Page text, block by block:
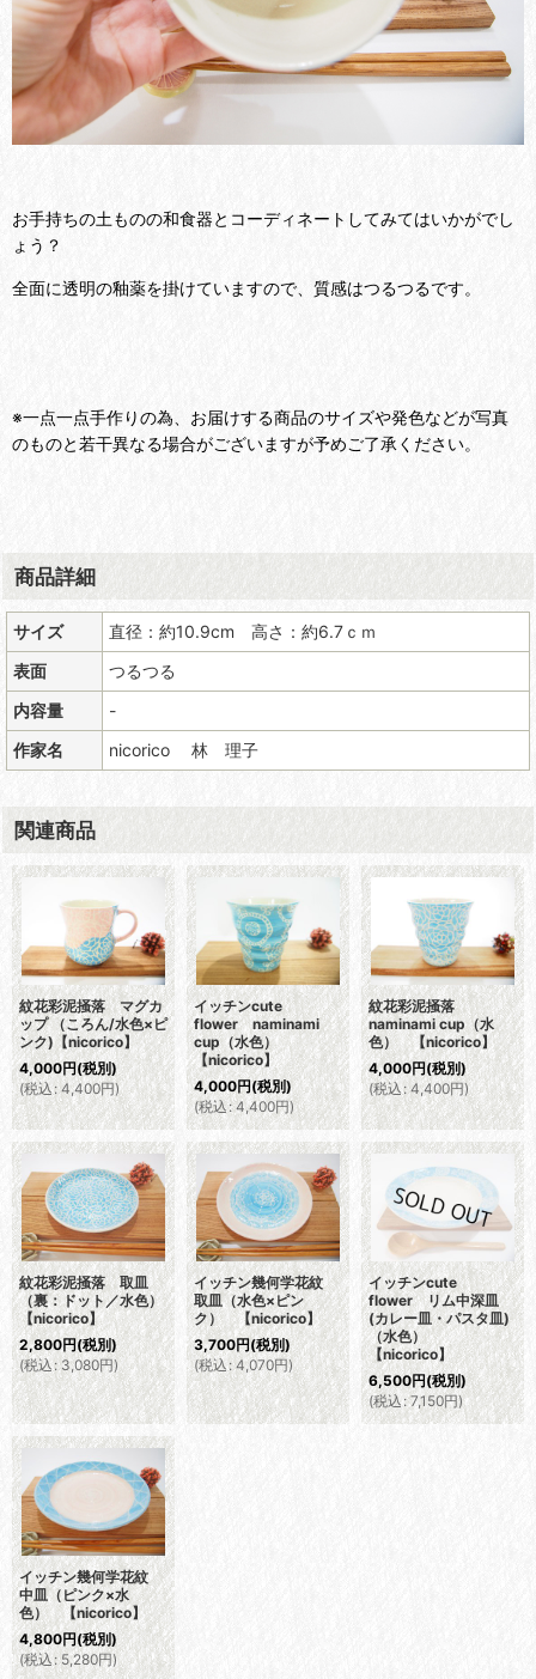
お手持ちの土ものの和食器とコーディネートしてみてはいかがでし
ょう？
全面に透明の釉薬を掛けていますので、質感はつるつるです。
※一点一点手作りの為、お届けする商品のサイズや発色などが写真
のものと若干異なる場合がございますが予めご了承ください。
商品詳細
サイズ
直径：約10.9cm 高さ：約6.7ｃｍ
表面
つるつる
内容量
-
作家名
nicorico 林 理子
関連商品
紋花彩泥掻落 マグカ
ップ （ころん/水色×ピ
ンク)【nicorico】
4,000円(税別)
(税込 : 4,400円)
イッチンcute
flower naminami
cup（水色）
【nicorico】
4,000円(税別)
(税込: 4,400円)
紋花彩泥掻落
naminami cup（水
色） 【nicorico】
4,000円(税別)
(税込: 4,400円)
紋花彩泥掻落 取皿
（裏：ドット／水色）
【nicorico】
2,800円(税別)
(税込 : 3,080円)
イッチン幾何学花紋
取皿（水色×ピン
ク） 【nicorico】
3,700円(税別)
(税込: 4,070円)
イッチンcute
flower リム中深皿
(カレー皿・パスタ皿)
（水色）
【nicorico】
6,500円(税別)
(税込 : 7,150円)
イッチン幾何学花紋
中皿（ピンク×水
色） 【nicorico】
4,800円(税別)
(税込: 5,280円)